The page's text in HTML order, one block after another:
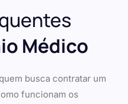
Médico
busca contratar um
funcionam os